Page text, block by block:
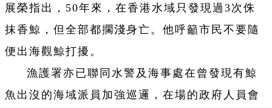
展榮指出，50年來，在香港水域只發現過3次侏
抹香鯨，但全部都擱淺身亡。他呼籲市民不要隨
便出海觀鯨打擾。
漁護署亦已聯同水警及海事處在曾發現有鯨
魚出沒的海域派員加強巡邏，在場的政府人員會